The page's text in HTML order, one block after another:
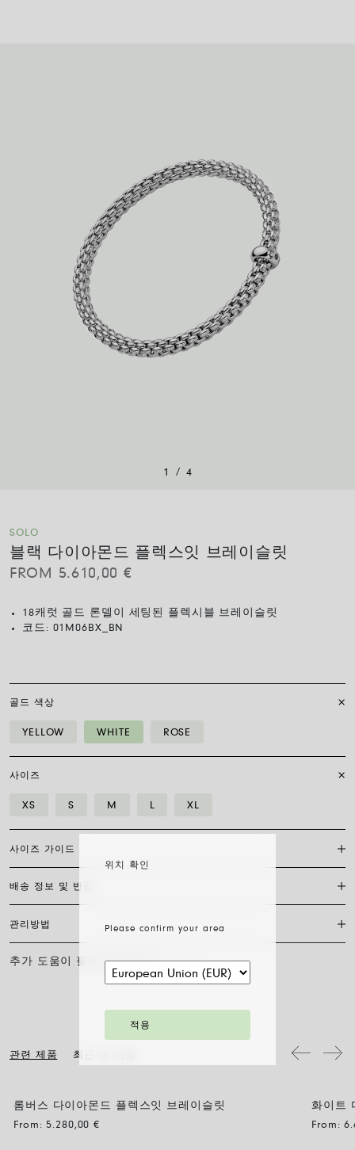
위치 확인
Please confirm your area
적용
1 / 4
SOLO
블랙 다이아몬드 플렉스잇 브레이슬릿
FROM 5.610,00 €
18캐럿 골드 론델이 세팅된 플렉시블 브레이슬릿
코드: 01M06BX_BN
골드 색상
YELLOW WHITE ROSE
사이즈
XS S M L XL
사이즈 가이드
플렉시트 브레이슬릿은 특허받은 포페의 독점 제품으로, 18캐럿 금으로
완전히 제작되어 신축성이 있어 걸쇠가 필요하지 않습니다. 적합한 사이
각을 사용해 측정한 후 자로 길이를 재고 아래 표와 비교하세요.
사이즈 XS S M L XL
팔찌 직경은 최대 30%까지 확장 가능하며 유연성 덕분에 착용이 간편합
배송 정보 및 반품
FedEx를 통한 배송은 무료이며, 결제 완료일로부터 7~20일 이내에 배송
됩니다. 모든 주얼리는 FOPE 오리지널 패키지에 포장되어 발송됩니다.
주문 준비 소요 일수를 확인하려면 소재와 사이즈를 선택해 주세요.
주문 상품 수령 후 14영업일 이내에 구매한 주얼리의 반품을 요청하실
관리방법
FOPE 주얼리의 광택과 아름다움을 오래도록 유지하기 위해 화학 제품이
나 화장품과의 접촉을 피하시고, 취침 전이나 운동 전에는 귀걸이, 목걸
구어 자연 건조시켜 주십시오.
추가 도움이 필요하신가요?문의하기
관련 제품 최근 본 내용
롬버스 다이아몬드 플렉스잇 브레이슬릿
From:5.280,00€
화이트
From: